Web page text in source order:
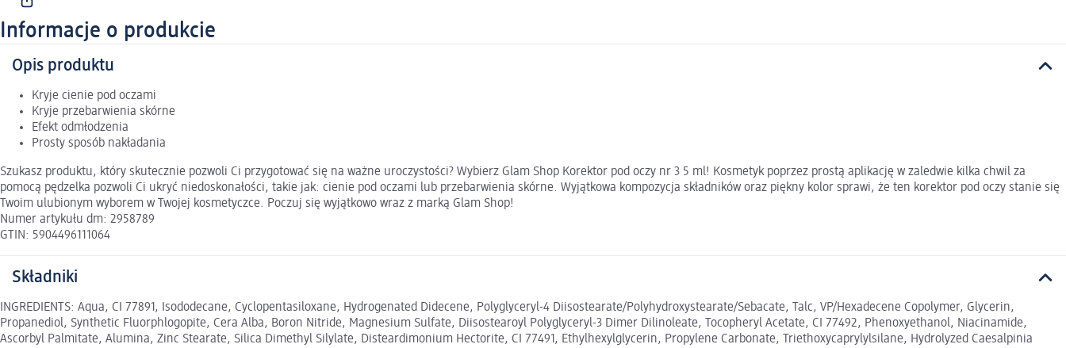
Informacje o produkcie
Opis produktu
Kryje cienie pod oczami
Kryje przebarwienia skórne
Efekt odmłodzenia
Prosty sposób nakładania
Szukasz produktu, który skutecznie pozwoli Ci przygotować się na ważne uroczystości? Wybierz Glam Shop Korektor pod oczy nr 3 5 ml! Kosmetyk poprzez prostą aplikację w zaledwie kilka chwil za
pomocą pędzelka pozwoli Ci ukryć niedoskonałości, takie jak: cienie pod oczami lub przebarwienia skórne. Wyjątkowa kompozycja składników oraz piękny kolor sprawi, że ten korektor pod oczy stanie się
Twoim ulubionym wyborem w Twojej kosmetyczce. Poczuj się wyjątkowo wraz z marką Glam Shop!
Numer artykułu dm: 2958789
GTIN: 5904496111064
Składniki
INGREDIENTS: Aqua, CI 77891, Isododecane, Cyclopentasiloxane, Hydrogenated Didecene, Polyglyceryl-4 Diisostearate/Polyhydroxystearate/Sebacate, Talc, VP/Hexadecene Copolymer, Glycerin,
Propanediol, Synthetic Fluorphlogopite, Cera Alba, Boron Nitride, Magnesium Sulfate, Diisostearoyl Polyglyceryl-3 Dimer Dilinoleate, Tocopheryl Acetate, CI 77492, Phenoxyethanol, Niacinamide,
Ascorbyl Palmitate, Alumina, Zinc Stearate, Silica Dimethyl Silylate, Disteardimonium Hectorite, CI 77491, Ethylhexylglycerin, Propylene Carbonate, Triethoxycaprylylsilane, Hydrolyzed Caesalpinia